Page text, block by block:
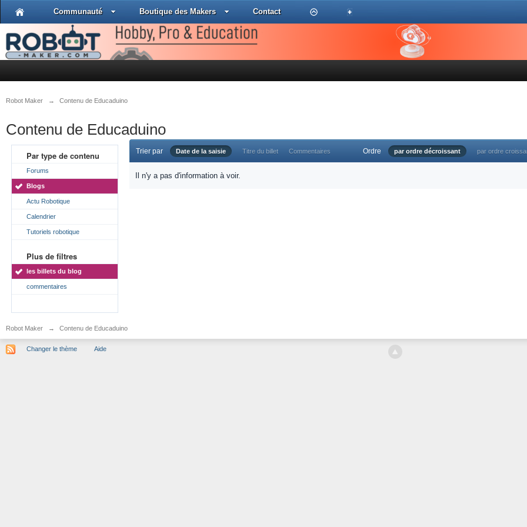
Communauté Boutique des Makers Contact
Robot Maker → Contenu de Educaduino
Contenu de Educaduino
Par type de contenu
Forums
Blogs
Actu Robotique
Calendrier
Tutoriels robotique
Plus de filtres
les billets du blog
commentaires
Trier par Date de la saisie Titre du billet Commentaires Ordre par ordre décroissant par ordre
Il n'y a pas d'information à voir.
Robot Maker → Contenu de Educaduino
Changer le thème Aide